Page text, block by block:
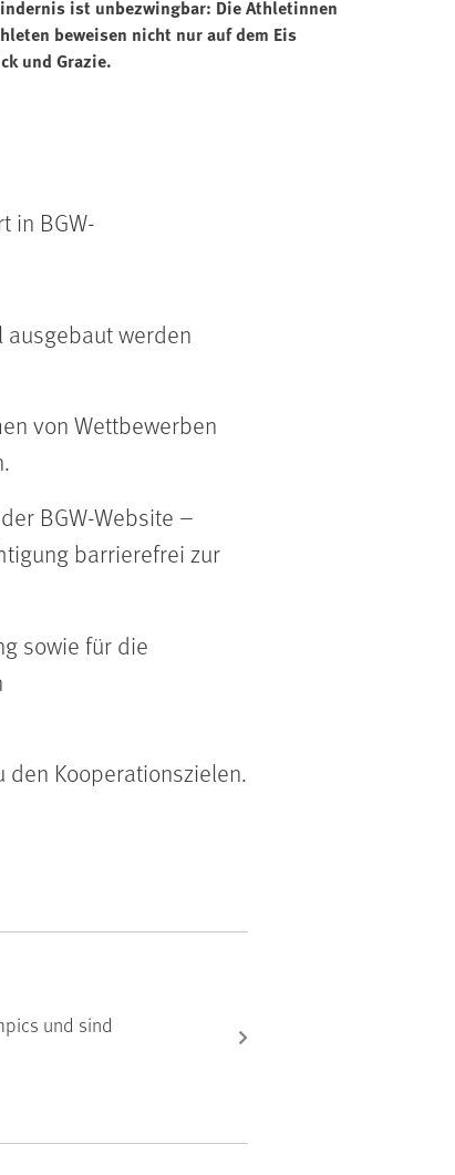
ist unbezwingbar: Die Athletinnen
beweisen nicht nur auf dem Eis
und Grazie.
in BGW-
ausgebaut werden
von Wettbewerben
BGW-Website –
barrierefrei zur
sowie für die
Kooperationszielen.
und sind